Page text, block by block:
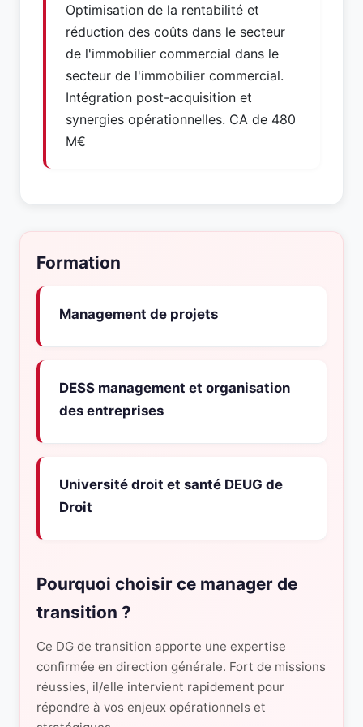
Optimisation de la rentabilité et
réduction des coûts dans le secteur
de l'immobilier commercial dans le
secteur de l'immobilier commercial.
Intégration post-acquisition et
synergies opérationnelles. CA de 480
M€
Formation
Management de projets
DESS management et organisation
des entreprises
Université droit et santé DEUG de
Droit
Pourquoi choisir ce manager de
transition ?
Ce DG de transition apporte une expertise
confirmée en direction générale. Fort de missions
réussies, il/elle intervient rapidement pour
répondre à vos enjeux opérationnels et